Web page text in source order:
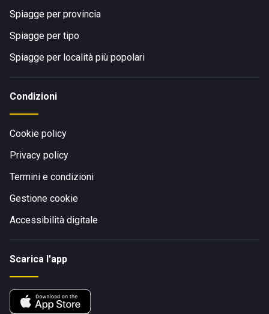
Spiagge per provincia
Spiagge per tipo
Spiagge per località più popolari
Condizioni
Cookie policy
Privacy policy
Termini e condizioni
Gestione cookie
Accessibilità digitale
Scarica l'app